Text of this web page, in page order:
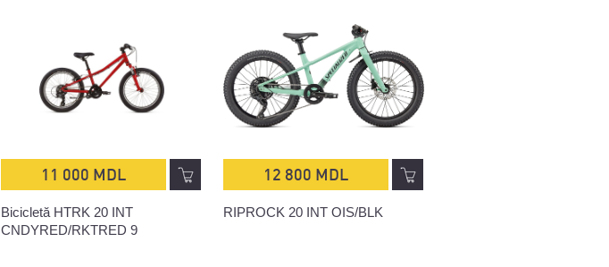
11 000 MDL
Bicicletă HTRK 20 INT
CNDYRED/RKTRED 9
12 800 MDL
RIPROCK 20 INT OIS/BLK